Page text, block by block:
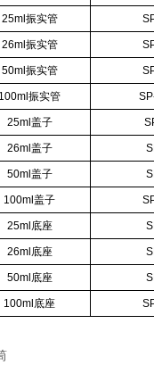
25ml 振实管
26ml 振实管
50ml 振实管
100ml振实管
25ml 盖子
26ml 盖子
50ml 盖子
100ml盖子
25ml 底座
26ml 底座
50ml 底座
100ml 底座